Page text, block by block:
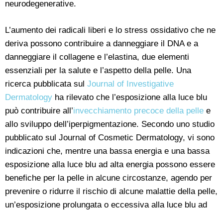
neurodegenerative.
L’aumento dei radicali liberi e lo stress ossidativo che ne
deriva possono contribuire a danneggiare il DNA e a
danneggiare il collagene e l’elastina, due elementi
essenziali per la salute e l’aspetto della pelle. Una
ricerca pubblicata sul Journal of Investigative
Dermatology ha rilevato che l’esposizione alla luce blu
può contribuire all’invecchiamento precoce della pelle e
allo sviluppo dell’iperpigmentazione. Secondo uno studio
pubblicato sul Journal of Cosmetic Dermatology, vi sono
indicazioni che, mentre una bassa energia e una bassa
esposizione alla luce blu ad alta energia possono essere
benefiche per la pelle in alcune circostanze, agendo per
prevenire o ridurre il rischio di alcune malattie della pelle,
un’esposizione prolungata o eccessiva alla luce blu ad